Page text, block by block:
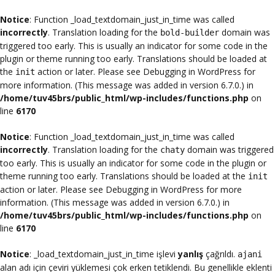
Notice: Function _load_textdomain_just_in_time was called
incorrectly. Translation loading for the bold-builder domain was
triggered too early. This is usually an indicator for some code in the
plugin or theme running too early. Translations should be loaded at
the init action or later. Please see Debugging in WordPress for
more information. (This message was added in version 6.7.0.) in
/home/tuv45brs/public_html/wp-includes/functions.php on
line 6170
Notice: Function _load_textdomain_just_in_time was called
incorrectly. Translation loading for the chaty domain was triggered
too early. This is usually an indicator for some code in the plugin or
theme running too early. Translations should be loaded at the init
action or later. Please see Debugging in WordPress for more
information. (This message was added in version 6.7.0.) in
/home/tuv45brs/public_html/wp-includes/functions.php on
line 6170
Notice: _load_textdomain_just_in_time işleviyanlış çağrıldı. ajani
alan adı için çeviri yüklemesi çok erken tetiklendi. Bu genellikle eklenti